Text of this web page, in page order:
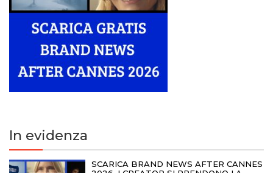
In evidenza
SCARICA BRAND NEWS AFTER CANNES